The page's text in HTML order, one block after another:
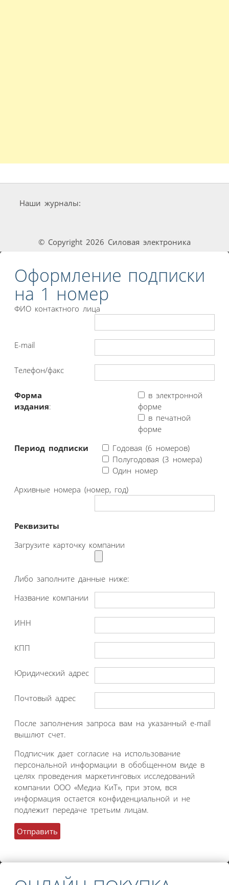
Наши журналы:
© Copyright 2026 Силовая электроника
Оформление подписки
на 1 номер
ФИО контактного лица
E-mail
Телефон/факс
Форма
издания:
в электронной
форме
в печатной
форме
Период подписки
Годовая (6 номеров)
Полугодовая (3 номера)
Один номер
Архивные номера (номер, год)
Реквизиты
Загрузите карточку компании
Либо заполните данные ниже:
Название компании
ИНН
КПП
Юридический адрес
Почтовый адрес
После заполнения запроса вам на указанный e-mail
вышлют счет.
Подписчик дает согласие на использование
персональной информации в обобщенном виде в
целях проведения маркетинговых исследований
компании ООО «Медиа КиТ», при этом, вся
информация остается конфиденциальной и не
подлежит передаче третьим лицам.